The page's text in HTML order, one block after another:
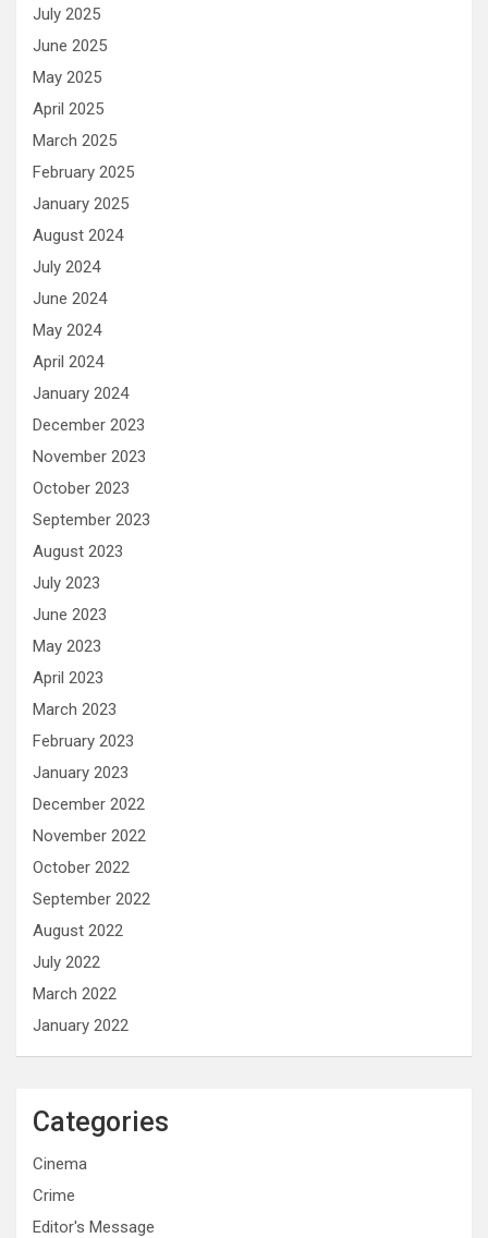
July 2025
June 2025
May 2025
April 2025
March 2025
February 2025
January 2025
August 2024
July 2024
June 2024
May 2024
April 2024
January 2024
December 2023
November 2023
October 2023
September 2023
August 2023
July 2023
June 2023
May 2023
April 2023
March 2023
February 2023
January 2023
December 2022
November 2022
October 2022
September 2022
August 2022
July 2022
March 2022
January 2022
Categories
Cinema
Crime
Editor's Message